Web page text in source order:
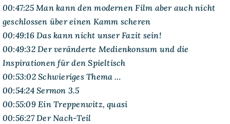
00:47:25 Man kann den modernen Film aber auch nicht
geschlossen über einen Kamm scheren
00:49:16 Das kann nicht unser Fazit sein!
00:49:32 Der veränderte Medienkonsum und die
Inspirationen für den Spieltisch
00:53:02 Schwieriges Thema …
00:54:24 Sermon 3.5
00:55:09 Ein Treppenwitz, quasi
00:56:27 Der Nach-Teil